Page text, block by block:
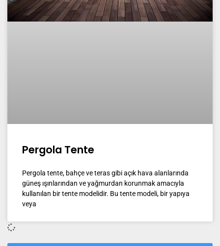
Pergola Tente
Pergola tente, bahçe ve teras gibi açık hava alanlarında
güneş ışınlarından ve yağmurdan korunmak amacıyla
kullanılan bir tente modelidir. Bu tente modeli, bir yapıya
veya